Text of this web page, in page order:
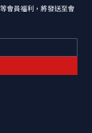
會員福利，將發送至會